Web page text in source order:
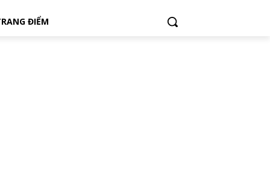
ĐIỂM